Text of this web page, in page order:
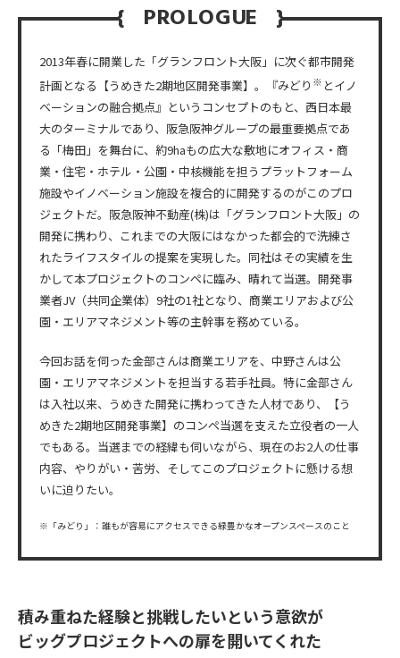
PROLOGUE
2013年春に開業した「グランフロント大阪」に次ぐ都市開発
計画となる【うめきた2期地区開発事業】。『みどり ※ とイノ
ベーションの融合拠点』というコンセプトのもと、西日本最
大のターミナルであり、阪急阪神グループの最重要拠点であ
る「梅田」を舞台に、約9haもの広大な敷地にオフィス・商
業・住宅・ホテル・公園・中核機能を担うプラットフォーム
施設やイノベーション施設を複合的に開発するのがこのプロ
ジェクトだ。阪急阪神不動産(株)は「グランフロント大阪」の
開発に携わり、これまでの大阪にはなかった都会的で洗練さ
れたライフスタイルの提案を実現した。同社はその実績を生
かして本プロジェクトのコンペに臨み、晴れて当選。開発事
業者JV（共同企業体）9社の1社となり、商業エリアおよび公
園・エリアマネジメント等の主幹事を務めている。
今回お話を伺った金部さんは商業エリアを、中野さんは公
園・エリアマネジメントを担当する若手社員。特に金部さん
は入社以来、うめきた開発に携わってきた人材であり、【う
めきた2期地区開発事業】のコンペ当選を支えた立役者の一人
でもある。当選までの経緯も伺いながら、現在のお2人の仕事
内容、やりがい・苦労、そしてこのプロジェクトに懸ける想
いに迫りたい。
※「みどり」：誰もが容易にアクセスできる緑豊かなオープンスペースのこと
積み重ねた経験と挑戦したいという意欲が
ビッグプロジェクトへの扉を開いてくれた